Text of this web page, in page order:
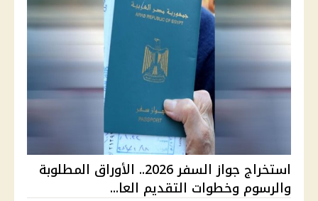
استخراج جواز السفر 2026.. الأوراق المطلوبة
والرسوم وخطوات التقديم العا...